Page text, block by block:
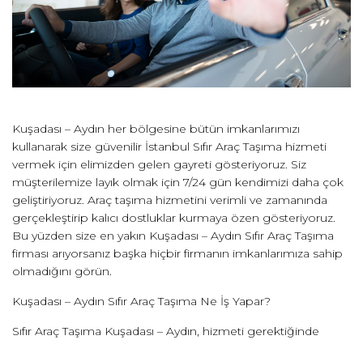
Kuşadası – Aydın her bölgesine bütün imkanlarımızı
kullanarak size güvenilir İstanbul Sıfır Araç Taşıma hizmeti
vermek için elimizden gelen gayreti gösteriyoruz. Siz
müşterilemize layık olmak için 7/24 gün kendimizi daha çok
geliştiriyoruz. Araç taşıma hizmetini verimli ve zamanında
gerçekleştirip kalıcı dostluklar kurmaya özen gösteriyoruz.
Bu yüzden size en yakın Kuşadası – Aydın Sıfır Araç Taşıma
firması arıyorsanız başka hiçbir firmanın imkanlarımıza sahip
olmadığını görün.
Kuşadası – Aydın Sıfır Araç Taşıma Ne İş Yapar?
Sıfır Araç Taşıma Kuşadası – Aydın, hizmeti gerektiğinde